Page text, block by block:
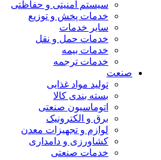
سیستم امنیتی و حفاظتی
خدمات پخش و توزیع
سایر خدمات
خدمات حمل و نقل
خدمات بیمه
خدمات ترجمه
صنعت
تولید مواد غذایی
بسته بندی کالا
اتوماسیون صنعتی
برق و الکترونیک
لوازم و تجهیزات معدن
کشاورزی و دامداری
خدمات صنعتی